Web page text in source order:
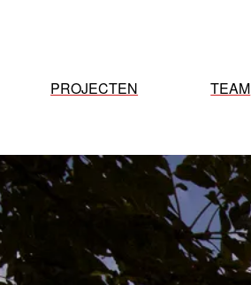
PROJECTEN TEAM